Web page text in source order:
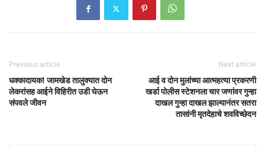
Previous article
धक्कादायक! जामखेड तालुक्यात दोन
लेकरांसह आईने विहिरीत उडी घेऊन
संपवले जीवन
Next article
आई व दोन मुलांच्या आत्महत्या प्रकरणी
खर्डा पोलीस स्टेशनला चार जणांवर गुन्हा
दाखल गुन्हा दाखल झाल्यानंतर सतरा
तासांनी मृतदेहाचे शवविच्छेदन